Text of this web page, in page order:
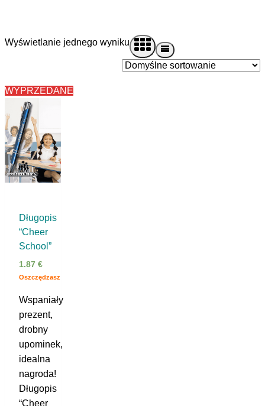
Wyświetlanie jednego wyniku
WYPRZEDANE
Długopis
“Cheer
School”
1.87 €
Oszczędzasz
Wspaniały
prezent,
drobny
upominek,
idealna
nagroda!
Długopis
“Cheer